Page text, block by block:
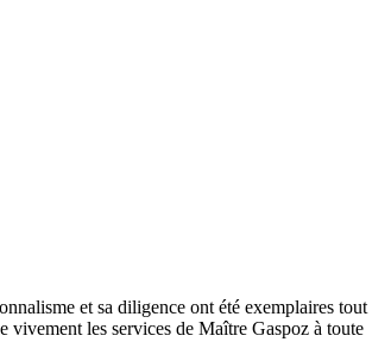
et sa diligence ont été exemplaires tout
vivement les services de Maître Gaspoz à toute